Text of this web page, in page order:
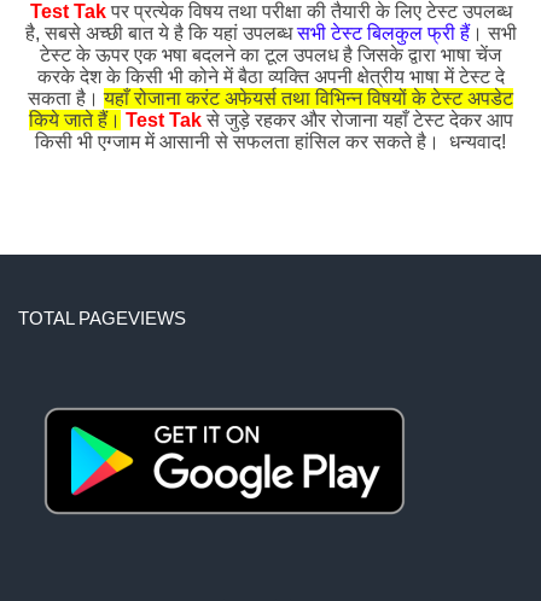
Test Takपर प्रत्येक विषय तथा परीक्षा की तैयारी के लिए टेस्ट उपलब्ध
है, सबसे अच्छी बात ये है कि यहां उपलब्धसभी टेस्ट बिलकुल फ्री हैं। सभी
टेस्ट के ऊपर एक भषा बदलने का टूल उपलध है जिसके द्वारा भाषा चेंज
करके देश के किसी भी कोने में बैठा व्यक्ति अपनी क्षेत्रीय भाषा में टेस्ट दे
सकता है।यहाँ रोजाना करंट अफेयर्स तथा विभिन्न विषयों के टेस्ट अपडेट
किये जाते हैं। Test Takसे जुड़े रहकर और रोजाना यहाँ टेस्ट देकर आप
किसी भी एग्जाम में आसानी से सफलता हांसिल कर सकते है। धन्यवाद!
TOTAL PAGEVIEWS